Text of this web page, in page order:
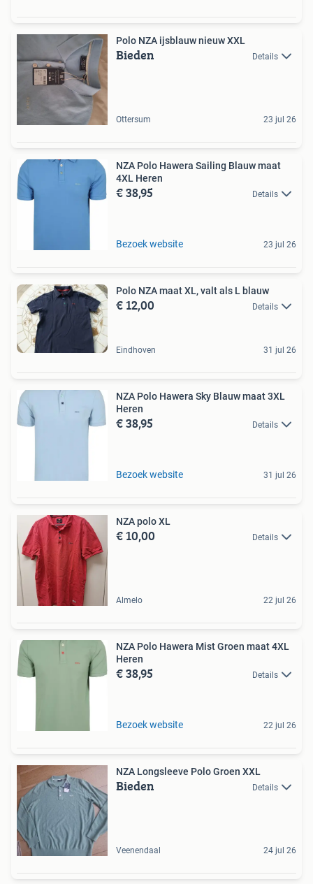
Polo NZA ijsblauw nieuw XXL
Bieden Details
Ottersum 23 jul 26
NZA Polo Hawera Sailing Blauw maat
4XL Heren
€ 38,95 Details
Bezoek website 23 jul 26
Polo NZA maat XL, valt als L blauw
€ 12,00 Details
Eindhoven 31 jul 26
NZA Polo Hawera Sky Blauw maat 3XL
Heren
€ 38,95 Details
Bezoek website 31 jul 26
NZA polo XL
€ 10,00 Details
Almelo 22 jul 26
NZA Polo Hawera Mist Groen maat 4XL
Heren
€ 38,95 Details
Bezoek website 22 jul 26
NZA Longsleeve Polo Groen XXL
Bieden Details
Veenendaal 24 jul 26